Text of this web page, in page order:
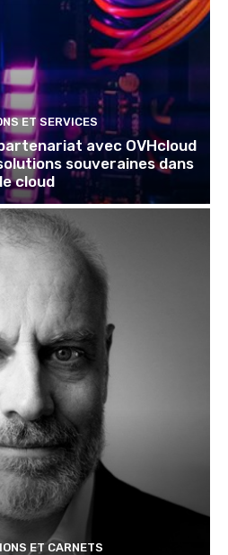
ET SERVICES
avec OVHcloud
souveraines dans
le cloud
ET CARNETS